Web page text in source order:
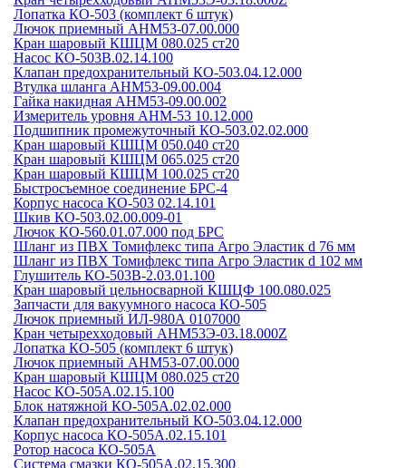
Лопатка КО-503 (комплект 6 штук)
Лючок приемный АНМ53-07.00.000
Кран шаровый КШЦМ 080.025 ст20
Насос КО-503В.02.14.100
Клапан предохранительный КО-503.04.12.000
Втулка шланга АНМ53-09.00.004
Гайка накидная АНМ53-09.00.002
Измеритель уровня АНМ-53 10.12.000
Подшипник промежуточный КО-503.02.02.000
Кран шаровый КШЦМ 050.040 ст20
Кран шаровый КШЦМ 065.025 ст20
Кран шаровый КШЦМ 100.025 ст20
Быстросъемное соединение БРС-4
Корпус насоса КО-503 02.14.101
Шкив КО-503.02.00.009-01
Лючок КО-560.01.07.000 под БРС
Шланг из ПВХ Томифлекс типа Агро Эластик d 76 мм
Шланг из ПВХ Томифлекс типа Агро Эластик d 102 мм
Глушитель КО-503В-2.03.01.100
Кран шаровый цельносварной КШЦФ 100.080.025
Запчасти для вакуумного насоса КО-505
Лючок приемный ИЛ-980А 0107000
Кран четырехходовый АНМ53Э-03.18.000Z
Лопатка КО-505 (комплект 6 штук)
Лючок приемный АНМ53-07.00.000
Кран шаровый КШЦМ 080.025 ст20
Насос КО-505А.02.15.100
Блок натяжной КО-505А.02.02.000
Клапан предохранительный КО-503.04.12.000
Корпус насоса КО-505А.02.15.101
Ротор насоса КО-505А
Система смазки КО-505А.02.15.300